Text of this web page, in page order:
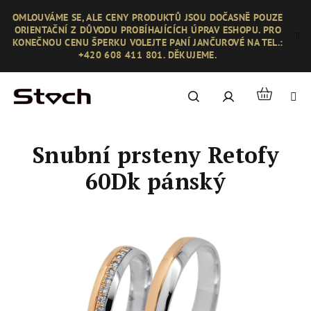
obsah
OMLOUVÁME SE, ALE CENY PRODUKTŮ JSOU DOČASNĚ POUZE
ORIENTAČNÍ Z DŮVODU PROBÍHAJÍCÍCH ÚPRAV ESHOPU. PRO
KONEČNOU CENU ŠPERKU VOLEJTE PANÍ JANČUROVÉ NA TEL.:
+420 608 411 801. DĚKUJEME.
Hledat PřihlášeníNákupní
Snubní prsteny Retofy
60Dk pánský